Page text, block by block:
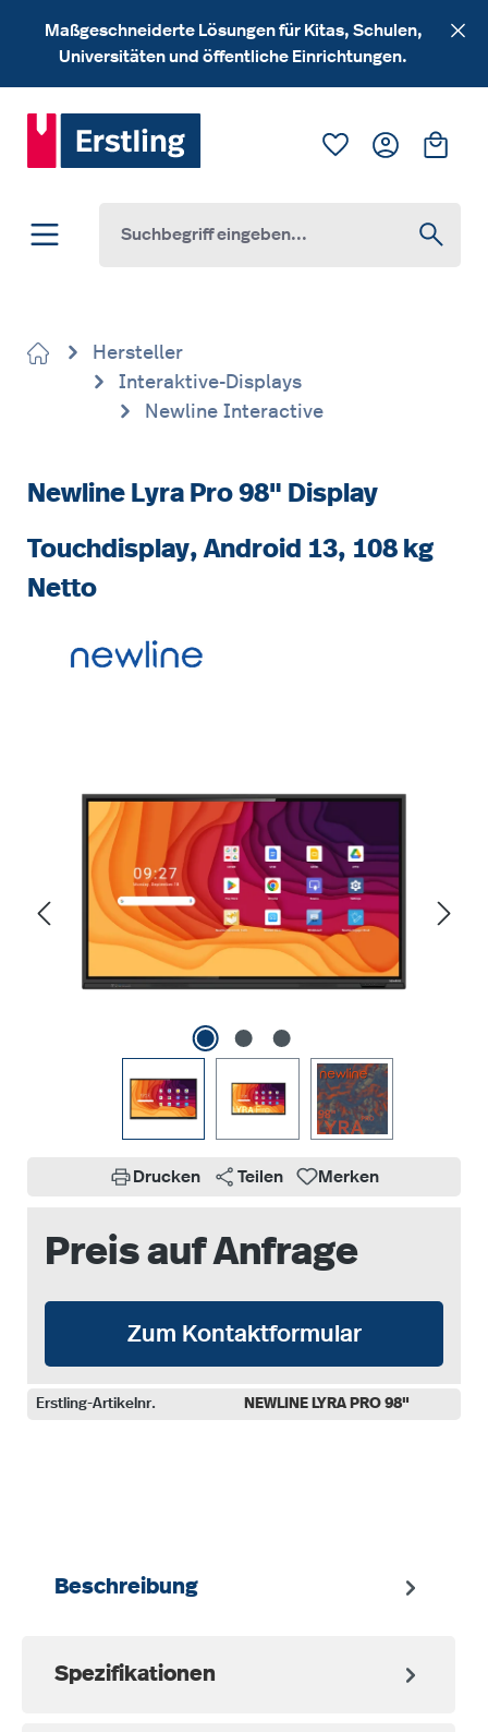
Zum Hauptinhalt springen
Maßgeschneiderte Lösungen für Kitas, Schulen,
Universitäten und öffentliche Einrichtungen.
Du hast 0
Hersteller
Interaktive-Displays
Newline Interactive
Newline Lyra Pro 98" Display
Touchdisplay, Android 13, 108 kg
Netto
Drucken Teilen Merken
Preis auf Anfrage
Zum Kontaktformular
Erstling-Artikelnr. NEWLINE LYRA PRO 98"
Beschreibung
Spezifikationen